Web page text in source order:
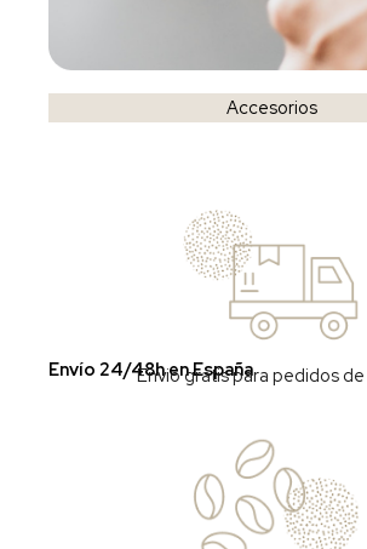
Accesorios
Envío 24/48h en España
Envio gratis para pedidos